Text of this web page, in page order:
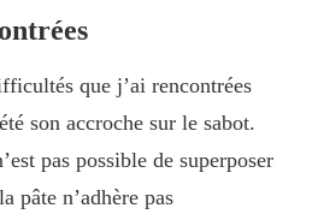
que j’ai rencontrées
son accroche sur le sabot.
pas possible de superposer
pâte n’adhère pas